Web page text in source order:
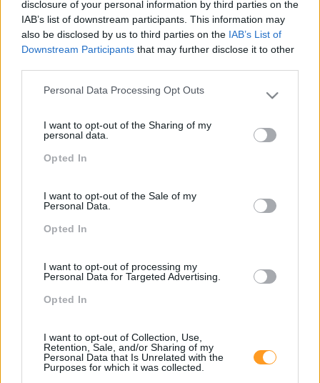
disclosure of your personal information by third parties on the
IAB’s list of downstream participants. This information may
also be disclosed by us to third parties on the IAB’s List of
Downstream Participants that may further disclose it to other
Please note that this website/app uses one or more Google
not limited to your visit or usage behaviour. You may click to
grant or deny consent to Google and its third-party tags to
use your data for below specified purposes in below Google
Personal Data Processing Opt Outs
I want to opt-out of the Sharing of my
personal data.
Opted In
I want to opt-out of the Sale of my
Personal Data.
Opted In
I want to opt-out of processing my
Personal Data for Targeted Advertising.
Opted In
I want to opt-out of Collection, Use,
Retention, Sale, and/or Sharing of my
Personal Data that Is Unrelated with the
Purposes for which it was collected.
Melhoria das competências dos Team Coordinators
em termos de gestão e dinamização das suas
equipas.
PEÇA-NOS UMA PROPOSTA
Formações ajustadas
ao seu negócio